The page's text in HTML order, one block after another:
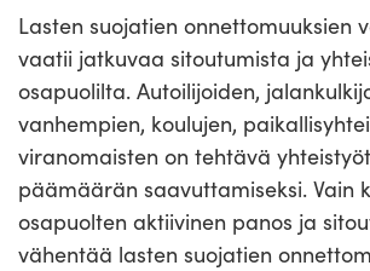
Lasten suojatien onnettomuuksien
vaatii jatkuvaa sitoutumista ja
osapuolilta. Autoilijoiden,
vanhempien, koulujen,
viranomaisten on tehtävä
päämäärän saavuttamiseksi. Vain
osapuolten aktiivinen panos ja
vähentää lasten suojatien